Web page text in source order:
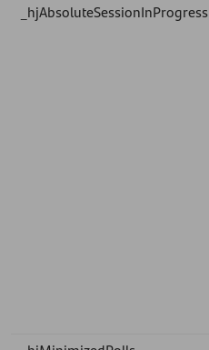
_hjAbsoluteSessionInProgress